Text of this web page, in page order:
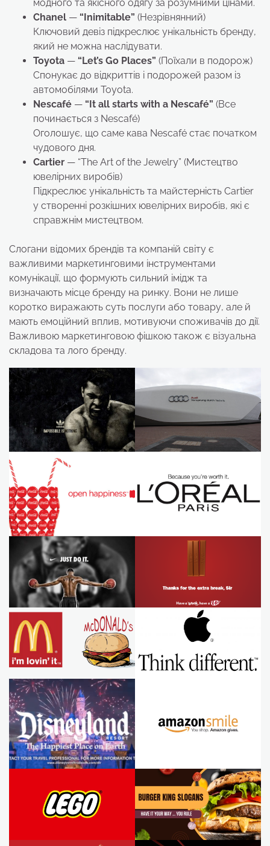
модного та якісного одягу за розумними цінами.
Chanel — “Inimitable” (Незрівнянний)
Ключовий девіз підкреслює унікальність бренду,
який не можна наслідувати.
Toyota — “Let’s Go Places” (Поїхали в подорож)
Спонукає до відкриттів і подорожей разом із
автомобілями Toyota.
Nescafé — “It all starts with a Nescafé” (Все
починається з Nescafé)
Оголошує, що саме кава Nescafé стає початком
чудового дня.
Cartier — “The Art of the Jewelry” (Мистецтво
ювелірних виробів)
Підкреслює унікальність та майстерність Cartier
у створенні розкішних ювелірних виробів, які є
справжнім мистецтвом.
Слогани відомих брендів та компаній світу є
важливими маркетинговими інструментами
комунікації, що формують сильний імідж та
визначають місце бренду на ринку. Вони не лише
коротко виражають суть послуги або товару, але й
мають емоційний вплив, мотивуючи споживачів до дії.
Важливою маркетинговою фішкою також є візуальна
складова та лого бренду.